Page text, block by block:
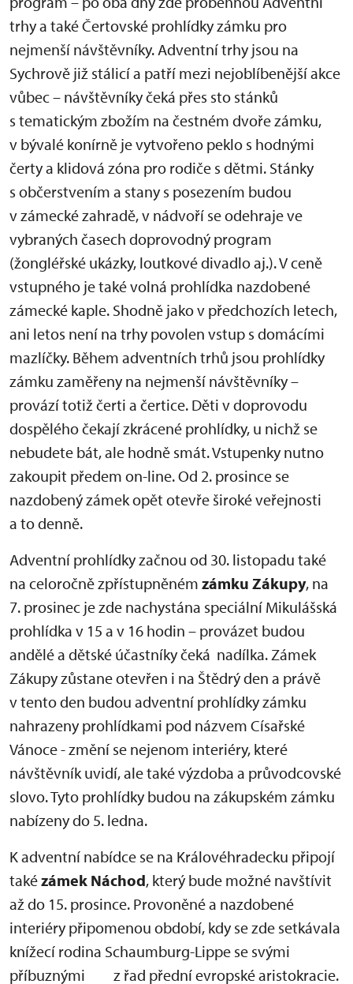
trhy a také Čertovské prohlídky zámku pro
nejmenší návštěvníky. Adventní trhy jsou na
Sychrově již stálicí a patří mezi nejoblíbenější akce
vůbec – návštěvníky čeká přes sto stánků
s tematickým zbožím na čestném dvoře zámku,
v bývalé konírně je vytvořeno peklo s hodnými
čerty a klidová zóna pro rodiče s dětmi. Stánky
s občerstvením a stany s posezením budou
v zámecké zahradě, v nádvoří se odehraje ve
vybraných časech doprovodný program
(žongléřské ukázky, loutkové divadlo aj.). V ceně
vstupného je také volná prohlídka nazdobené
zámecké kaple. Shodně jako v předchozích letech,
ani letos není na trhy povolen vstup s domácími
mazlíčky. Během adventních trhů jsou prohlídky
zámku zaměřeny na nejmenší návštěvníky –
provází totiž čerti a čertice. Děti v doprovodu
dospělého čekají zkrácené prohlídky, u nichž se
nebudete bát, ale hodně smát. Vstupenky nutno
zakoupit předem on-line. Od 2. prosince se
nazdobený zámek opět otevře široké veřejnosti
a to denně.
Adventní prohlídky začnou od 30. listopadu také
na celoročně zpřístupněném zámku Zákupy, na
7. prosinec je zde nachystána speciální Mikulášská
prohlídka v 15 a v 16 hodin – provázet budou
andělé a dětské účastníky čeká nadílka. Zámek
Zákupy zůstane otevřen i na Štědrý den a právě
v tento den budou adventní prohlídky zámku
nahrazeny prohlídkami pod názvem Císařské
Vánoce - změní se nejenom interiéry, které
návštěvník uvidí, ale také výzdoba a průvodcovské
slovo. Tyto prohlídky budou na zákupském zámku
nabízeny do 5. ledna.
K adventní nabídce se na Královéhradecku připojí
takézámek Náchod, který bude možné navštívit
až do 15. prosince. Provoněné a nazdobené
interiéry připomenou období, kdy se zde setkávala
knížecí rodina Schaumburg-Lippe se svými
příbuznými z řad přední evropské aristokracie.